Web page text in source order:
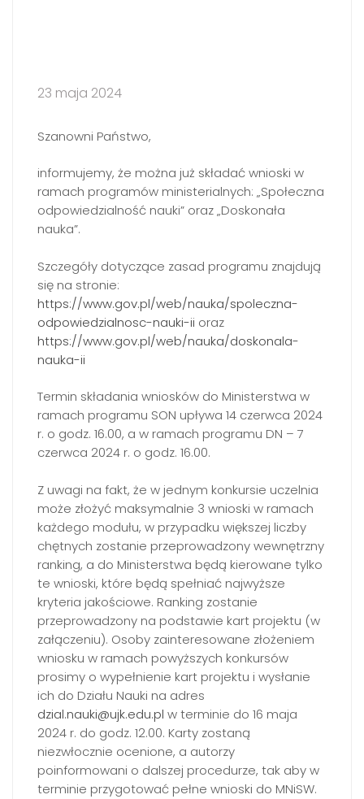
23 maja 2024
Szanowni Państwo,
informujemy, że można już składać wnioski w
ramach programów ministerialnych: „Społeczna
odpowiedzialność nauki” oraz „Doskonała
nauka”.
Szczegóły dotyczące zasad programu znajdują
się na stronie:
https://www.gov.pl/web/nauka/spoleczna-
odpowiedzialnosc-nauki-ii oraz
https://www.gov.pl/web/nauka/doskonala-
nauka-ii
Termin składania wniosków do Ministerstwa w
ramach programu SON upływa 14 czerwca 2024
r. o godz. 16.00, a w ramach programu DN – 7
czerwca 2024 r. o godz. 16.00.
Z uwagi na fakt, że w jednym konkursie uczelnia
może złożyć maksymalnie 3 wnioski w ramach
każdego modułu, w przypadku większej liczby
chętnych zostanie przeprowadzony wewnętrzny
ranking, a do Ministerstwa będą kierowane tylko
te wnioski, które będą spełniać najwyższe
kryteria jakościowe. Ranking zostanie
przeprowadzony na podstawie kart projektu (w
załączeniu). Osoby zainteresowane złożeniem
wniosku w ramach powyższych konkursów
prosimy o wypełnienie kart projektu i wysłanie
ich do Działu Nauki na adres
dzial.nauki@ujk.edu.pl w terminie do 16 maja
2024 r. do godz. 12.00. Karty zostaną
niezwłocznie ocenione, a autorzy
poinformowani o dalszej procedurze, tak aby w
terminie przygotować pełne wnioski do MNiSW.